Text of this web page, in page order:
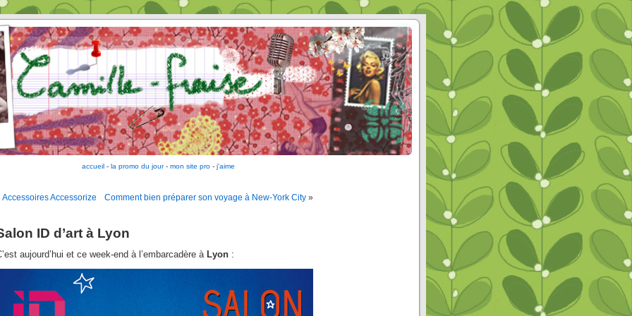
accueil- la promo du jour- mon site pro- j'aime
Accessoires Accessorize Comment bien préparer son voyage à New-York City »
ID d’art à Lyon
aujourd’hui et ce week-end à l’embarcadère à Lyon :